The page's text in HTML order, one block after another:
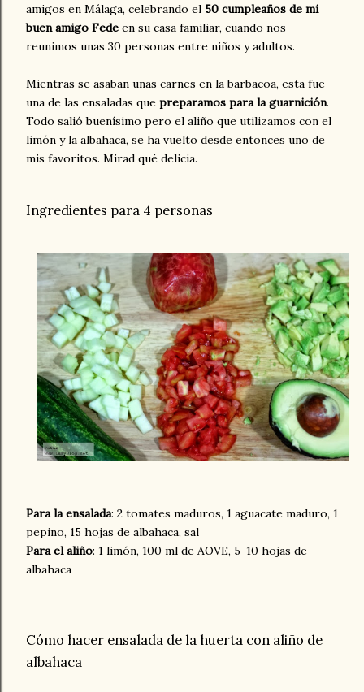
amigos en Málaga, celebrando el 50 cumpleaños de mi
buen amigo Fede en su casa familiar, cuando nos
reunimos unas 30 personas entre niños y adultos.
Mientras se asaban unas carnes en la barbacoa, esta fue
una de las ensaladas que preparamos para la guarnición.
Todo salió buenísimo pero el aliño que utilizamos con el
limón y la albahaca, se ha vuelto desde entonces uno de
mis favoritos. Mirad qué delicia.
Ingredientes para 4 personas
Para la ensalada: 2 tomates maduros, 1 aguacate maduro, 1
pepino, 15 hojas de albahaca, sal
Para el aliño: 1 limón, 100 ml de AOVE, 5-10 hojas de
albahaca
Cómo hacer ensalada de la huerta con aliño de
albahaca